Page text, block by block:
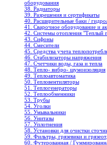
оборудования
38. Радиаторы
39. Разрешения и сертификаты
40. Расширительные баки /
41. Сварочное оборудование и
42. Системы отопления "Теплый
43. Сифоны
44. Смесители
45. Средства учета
46. Стабилизаторы напряжения
47. Счетчики воды, газа и тепла
48. Тепло- вибро- шумоизоляция
49. Теплоавтоматика
50. Тепловентиляторы
51. Теплогенераторы
52. Теплообменники
53. Трубы
54. Уголки
55. Умывальники
56. Унитазы
57. Уплотнения
58. Установки для очистки
59. Фильтры, грязевики и
60. Футерованная /